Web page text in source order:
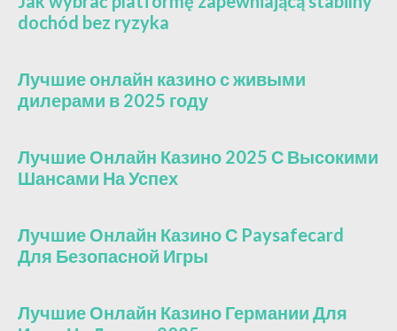
dochód bez ryzyka
Лучшие онлайн казино с живыми
дилерами в 2025 году
Лучшие Онлайн Казино 2025 С Высокими
Шансами На Успех
Лучшие Онлайн Казино С Paysafecard
Для Безопасной Игры
Лучшие Онлайн Казино Германии Для